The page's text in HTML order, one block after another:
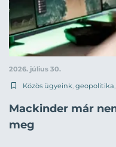
2026. július 30.
Közös ügyeink, geopolitika,
Mackinder már
meg